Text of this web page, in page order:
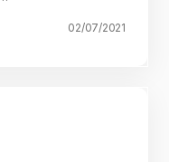
02/07/2021